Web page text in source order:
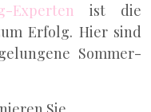
Experten ist die
Erfolg. Hier sind
Sommer-